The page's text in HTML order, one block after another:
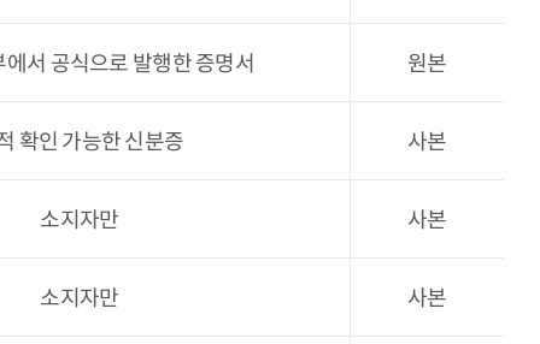
서 공식으로 발행한 증명서 원본
확인 가능한 신분증 사본
소지자만 사본
소지자만 사본